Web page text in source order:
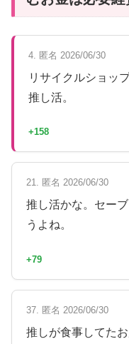
4. 匿名 2026/06/30
リサイクルショッ
推し活。
+158
21. 匿名 2026/06/30
推し活かな。セー
うよね。
+79
37. 匿名 2026/06/30
推しが食事してた